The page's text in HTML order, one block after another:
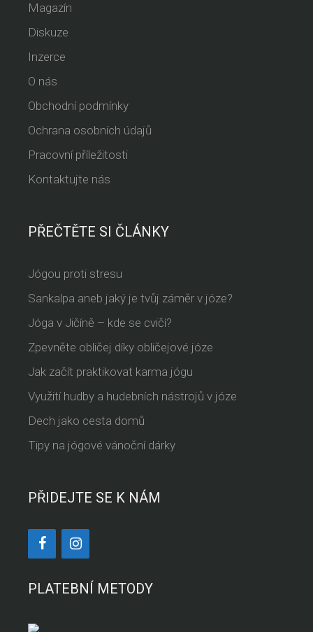
Magazín
Diskuze
Inzerce
O nás
Obchodní podmínky
Ochrana osobních údajů
Pracovní příležitosti
Kontaktujte nás
PŘEČTĚTE SI ČLÁNKY
Jógou proti stresu
Sankalpa aneb jaký je tvůj záměr v józe?
Jóga v Jičíně – kde se cvičí?
Zpevněte obličej díky obličejové józe
Jak začít praktikovat karma jógu
Využití hudby a hudebních nástrojů v józe
Dech jako cesta domů
Tipy na jógové vánoční dárky
PŘIDEJTE SE K NÁM
PLATEBNÍ METODY